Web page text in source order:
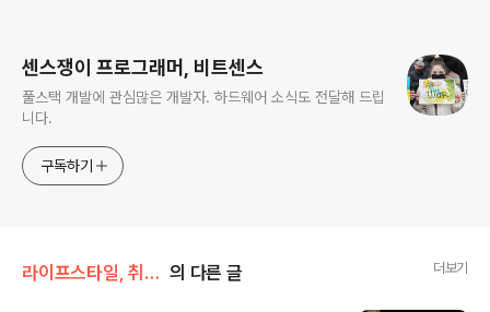
센스쟁이 프로그래머, 비트센스
풀스택 개발에 관심많은 개발자. 하드웨어 소식도 전달해 드립
니다.
구독하기
라이프스타일, 취미생활 의 다른 글 더보기